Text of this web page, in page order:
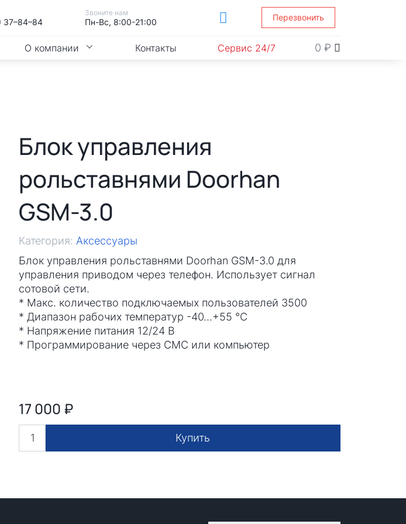
37–84–84
Звоните нам
Пн-Вс, 8:00-21:00 Перезвонить
О компании Контакты Сервис 24/7 0 ₽
Блок управления
рольставнями Doorhan
GSM-3.0
Категория: Аксессуары
Блок управления рольставнями Doorhan GSM-3.0 для
управления приводом через телефон. Использует сигнал
сотовой сети.
* Макс. количество подключаемых пользователей 3500
* Диапазон рабочих температур -40…+55 °С
* Напряжение питания 12/24 В
* Программирование через СМС или компьютер
17 000 ₽
Купить